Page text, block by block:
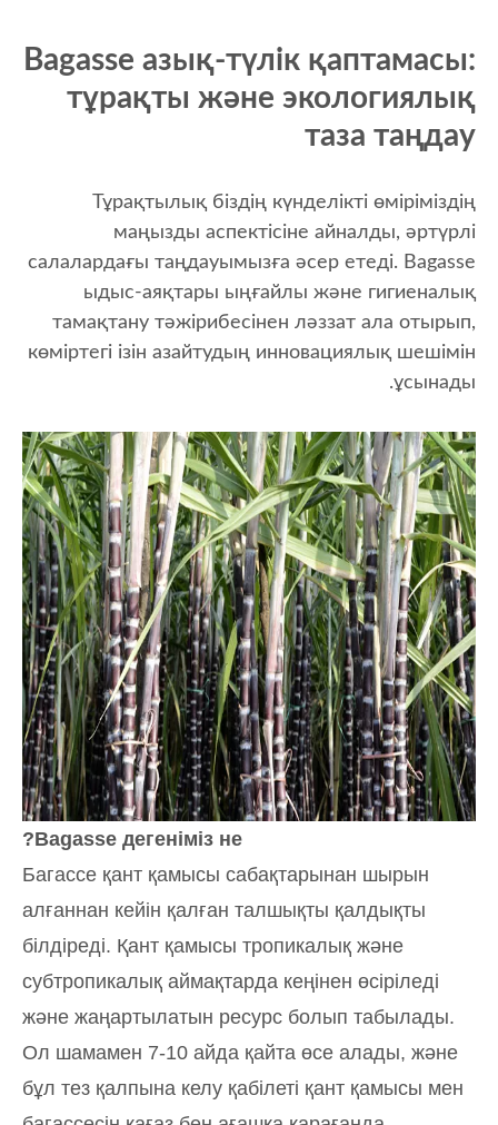
Bagasse азық-түлік қаптамасы:
тұрақты және экологиялық
таза таңдау
Тұрақтылық біздің күнделікті өміріміздің
маңызды аспектісіне айналды, әртүрлі
салалардағы таңдауымызға әсер етеді. Bagasse
ыдыс-аяқтары ыңғайлы және гигиеналық
тамақтану тәжірибесінен ләззат ала отырып,
көміртегі ізін азайтудың инновациялық шешімін
ұсынады.
Bagasse дегеніміз не?
Багассе қант қамысы сабақтарынан шырын
алғаннан кейін қалған талшықты қалдықты
білдіреді. Қант қамысы тропикалық және
субтропикалық аймақтарда кеңінен өсіріледі
және жаңартылатын ресурс болып табылады.
Ол шамамен 7-10 айда қайта өсе алады, және
бұл тез қалпына келу қабілеті қант қамысы мен